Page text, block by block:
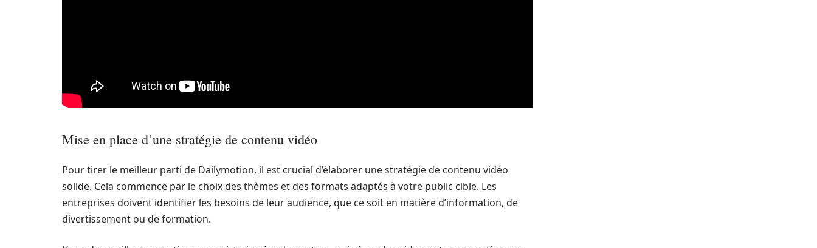
Mise en place d’une stratégie de contenu vidéo
Pour tirer le meilleur parti de Dailymotion, il est crucial d’élaborer une stratégie de contenu vidéo
solide. Cela commence par le choix des thèmes et des formats adaptés à votre public cible. Les
entreprises doivent identifier les besoins de leur audience, que ce soit en matière d’information, de
divertissement ou de formation.